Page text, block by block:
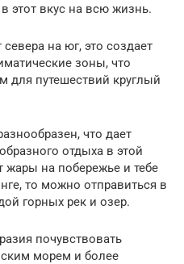
этот вкус на всю жизнь.
на юг, это создает
зоны, что
для путешествий круглый
что дает
отдыха в этой
жары на побережье и тебе
то можно отправиться в
горных рек и озер.
почувствовать
морем и более